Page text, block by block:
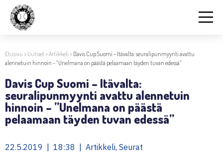
Etusivu > Uutiset>Artikkeli > Davis Cup Suomi – Itävalta: seuralipunmyynti avattu
alennetuin hinnoin – ”Unelmana on päästä pelaamaan täyden tuvan edessä”
Davis Cup Suomi – Itävalta:
seuralipunmyynti avattu alennetuin
hinnoin – ”Unelmana on päästä
pelaamaan täyden tuvan edessä”
22.5.2019 | 18:38 | Artikkeli, Seurat